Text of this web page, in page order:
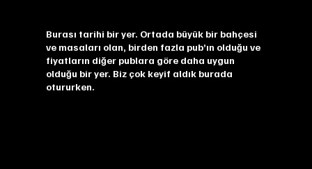
Burası tarihi bir yer. Ortada büyük bir bahçesi
ve masaları olan, birden fazla pub’ın olduğu ve
fiyatların diğer publara göre daha uygun
olduğu bir yer. Biz çok keyif aldık burada
otururken.